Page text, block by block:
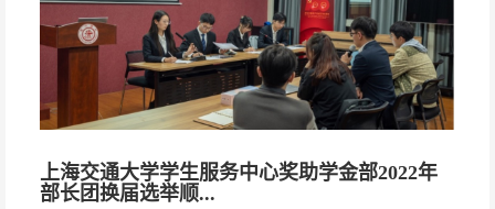
上海交通大学学生服务中心奖助学金部2022年
部长团换届选举顺...